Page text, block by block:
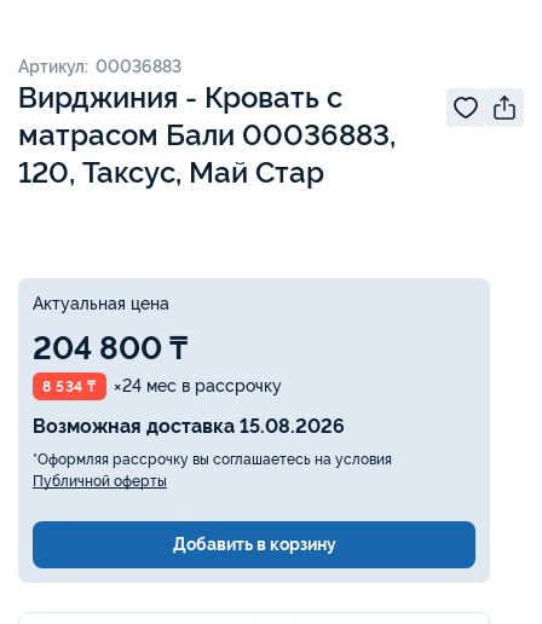
Вирджиния - Кровать с
матрасом Бали 00036883,
120, Таксус, Май Стар
Артикул: 00036883
Актуальная цена
204 800 ₸
8 534 ₸ ×24 мес в рассрочку
Возможная доставка 15.08.2026
*Оформляя рассрочку вы соглашаетесь на условия
Публичной оферты
Добавить в корзину